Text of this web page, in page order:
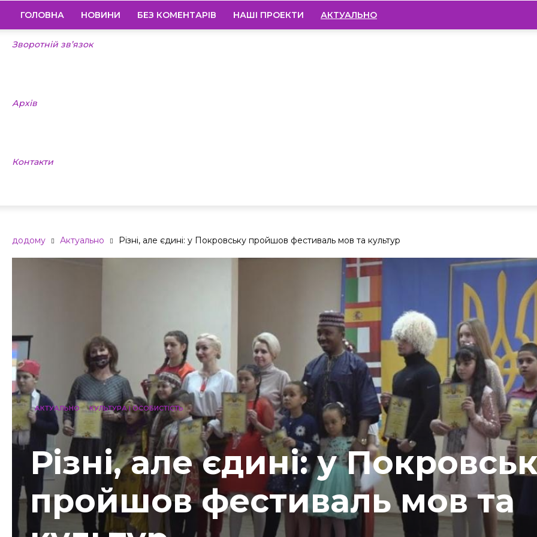
ГОЛОВНА НОВИНИ БЕЗ КОМЕНТАРІВ НАШІ ПРОЕКТИ АКТУАЛЬНО
Зворотній зв’язок
Архів
Контакти
додому Актуально Різні, але єдині: у Покровську пройшов фестиваль мов та культур
АКТУАЛЬНО КУЛЬТУРА І ОСОБИСТІСТЬ
Різні, але єдині: у
пройшов фестиваль мов та